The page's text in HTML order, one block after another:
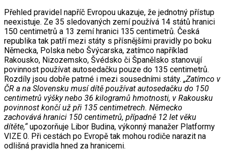
Přehled pravidel napříč Evropou ukazuje, že jednotný přístup
neexistuje. Ze 35 sledovaných zemí používá 14 států hranici
150 centimetrů a 13 zemí hranici 135 centimetrů. Česká
republika tak patří mezi státy s přísnějšími pravidly po boku
Německa, Polska nebo Švýcarska, zatímco například
Rakousko, Nizozemsko, Švédsko či Španělsko stanovují
povinnost používat autosedačku pouze do 135 centimetrů.
Rozdíly jsou dobře patrné i mezi sousedními státy. „Zatímco v
ČR a na Slovensku musí dítě používat autosedačku do 150
centimetrů výšky nebo 36 kilogramů hmotnosti, v Rakousku
povinnost končí už při 135 centimetrech. Německo
zachovává hranici 150 centimetrů, případně 12 let věku
dítěte,“upozorňuje Libor Budina, výkonný manažer Platformy
VIZE 0. Při cestách po Evropě tak mohou rodiče narazit na
odlišná pravidla hned za hranicemi.